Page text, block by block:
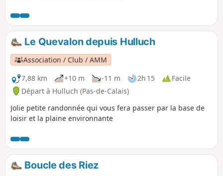
bassin minier classé au patrimoine de
l'UNESCO.
Le Quevalon depuis Hulluch
Association / Club / AMM
7,88 km
+10 m -11 m 2h 15
Facile
Départ à Hulluch (Pas-de-Calais)
Jolie petite randonnée qui vous fera passer par la base de
loisir et la plaine environnante
Boucle des Riez